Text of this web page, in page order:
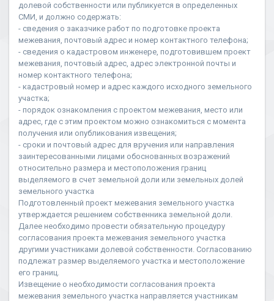
долевой собственности или публикуется в определенных
СМИ, и должно содержать:
- сведения о заказчике работ по подготовке проекта
межевания, почтовый адрес и номер контактного телефона;
- сведения о кадастровом инженере, подготовившем проект
межевания, почтовый адрес, адрес электронной почты и
номер контактного телефона;
- кадастровый номер и адрес каждого исходного земельного
участка;
- порядок ознакомления с проектом межевания, место или
адрес, где с этим проектом можно ознакомиться с момента
получения или опубликования извещения;
- сроки и почтовый адрес для вручения или направления
заинтересованными лицами обоснованных возражений
относительно размера и местоположения границ
выделяемого в счет земельной доли или земельных долей
земельного участка
Подготовленный проект межевания земельного участка
утверждается решением собственника земельной доли.
Далее необходимо провести обязательную процедуру
согласования проекта межевания земельного участка
другими участниками долевой собственности. Согласованию
подлежат размер выделяемого участка и местоположение
его границ.
Извещение о необходимости согласования проекта
межевания земельного участка направляется участникам